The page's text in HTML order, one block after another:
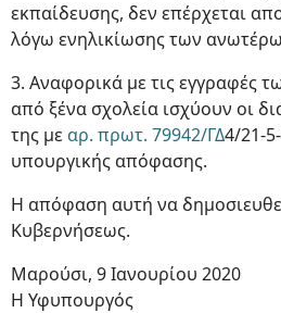
εκπαίδευσης, δεν επέρχεται
λόγω ενηλικίωσης των
3. Αναφορικά με τις εγγραφές
από ξένα σχολεία ισχύουν οι
της μεαρ. πρωτ. 79942/ΓΔ4/21-
υπουργικής απόφασης.
Η απόφαση αυτή να
Κυβερνήσεως.
Μαρούσι, 9 Iανουρίου 2020
Η Υφυπουργός